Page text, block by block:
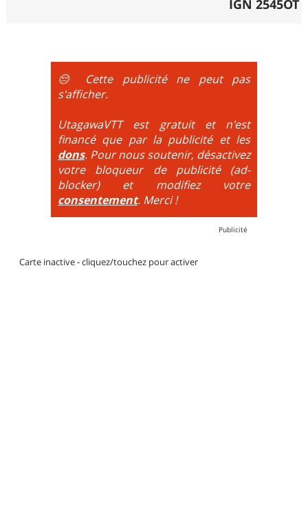
IGN 2545OT
😔 Cette publicité ne peut pas
s'afficher.
UtagawaVTT est gratuit et n'est
financé que par la publicité et les
dons. Pour nous soutenir, désactivez
votre bloqueur de publicité (ad-
blocker) et modifiez votre
consentement. Merci !